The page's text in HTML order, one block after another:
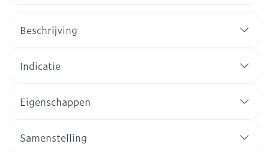
Beschrijving
Indicatie
Eigenschappen
Samenstelling